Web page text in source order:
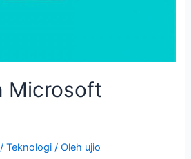
Microsoft
/Teknologi / Oleh ujio